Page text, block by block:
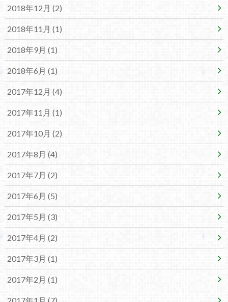
2018年12月 (2)
2018年11月 (1)
2018年9月 (1)
2018年6月 (1)
2017年12月 (4)
2017年11月 (1)
2017年10月 (2)
2017年8月 (4)
2017年7月 (2)
2017年6月 (5)
2017年5月 (3)
2017年4月 (2)
2017年3月 (1)
2017年2月 (1)